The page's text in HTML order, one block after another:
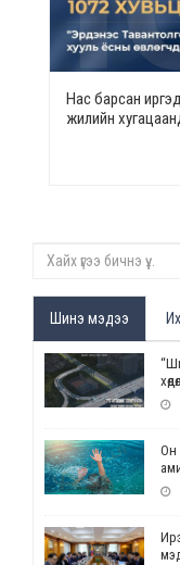
Нас барсан
жилийн
Шинэ мэдээ
Он